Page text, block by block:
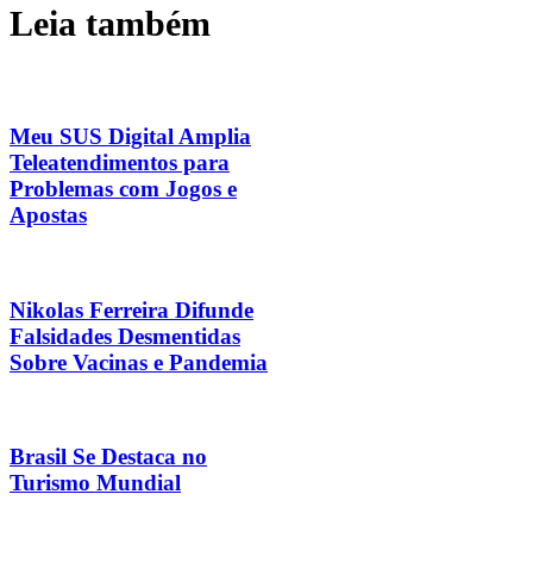
Leia também
Meu SUS Digital Amplia
Teleatendimentos para
Problemas com Jogos e
Apostas
Nikolas Ferreira Difunde
Falsidades Desmentidas
Sobre Vacinas e Pandemia
Brasil Se Destaca no
Turismo Mundial